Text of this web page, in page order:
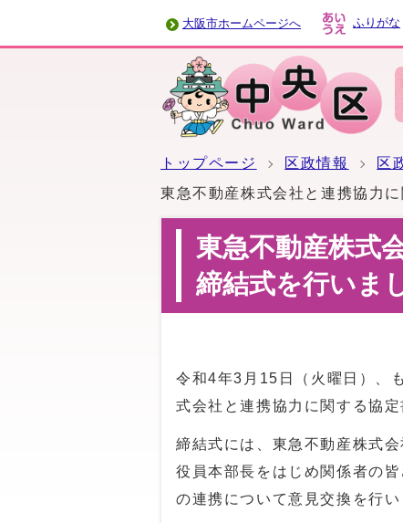
大阪市ホームページへ ふりがな
トップページ 区政情報 区
東急不動産株式会社と連携協力
東急不動産株式
締結式を行いま
令和4年3月15日（火曜日）、
式会社と連携協力に関する協
締結式には、東急不動産株式
役員本部長をはじめ関係者の
の連携について意見交換を行い